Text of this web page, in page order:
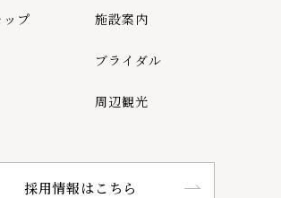
ップ 施設案内
ブライダル
周辺観光
採用情報はこちら